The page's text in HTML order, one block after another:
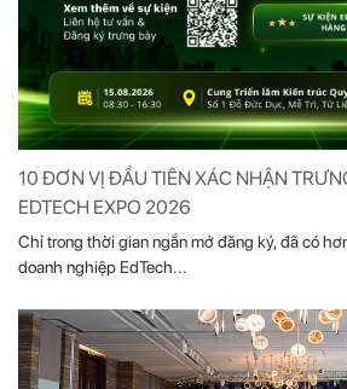
10 ĐƠN VỊ ĐẦU TIÊN XÁC NHẬN
EDTECH EXPO 2026
Chỉ trong thời gian ngắn mở đăng ký, đã có
doanh nghiệp EdTech...